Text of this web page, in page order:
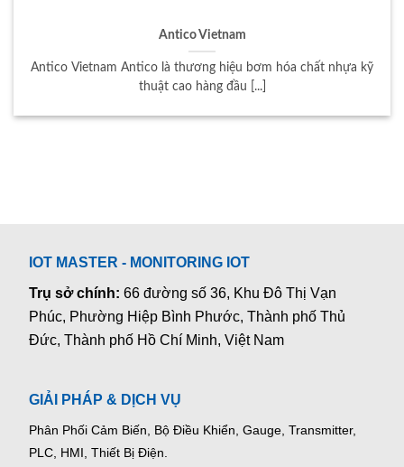
Antico Vietnam
Antico Vietnam Antico là thương hiệu bơm hóa chất nhựa kỹ
thuật cao hàng đầu [...]
IOT MASTER - MONITORING IOT
Trụ sở chính:66 đường số 36, Khu Đô Thị Vạn
Phúc, Phường Hiệp Bình Phước, Thành phố Thủ
Đức, Thành phố Hồ Chí Minh, Việt Nam
GIẢI PHÁP & DỊCH VỤ
Phân Phối Cảm Biến, Bộ Điều Khiển, Gauge, Transmitter,
PLC, HMI, Thiết Bị Điện.